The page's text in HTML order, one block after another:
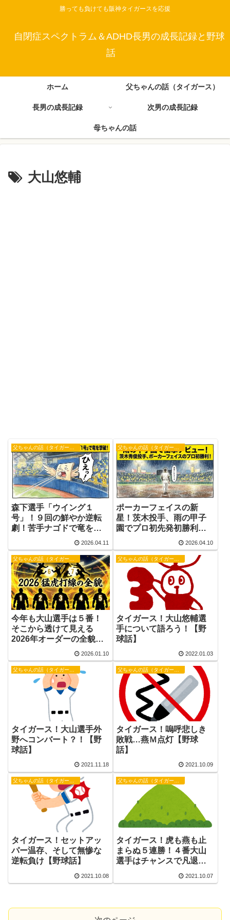
勝っても負けても阪神タイガースを応援
自閉症スペクトラム＆ADHD長男の成長記録と野球
話
ホーム 父ちゃんの話（タイガース）
長男の成長記録 次男の成長記録
母ちゃんの話
大山悠輔
父ちゃんの話（タイガース）
森下選手「ウイング１
号」！９回の鮮やか逆転
劇！苦手ナゴドで竜を撃
2026.04.11
父ちゃんの話（タイガース）
ポーカーフェイスの新
星！茨木投手、雨の甲子
園でプロ初先発初勝利！
2026.04.10
今年も大山選手は５番！
そこから透けて見える
2026年オーダーの全貌
2026.01.10
タイガース！大山悠輔選
手について語ろう！【野
球話】
2022.01.03
タイガース！大山選手外
野へコンバート？！【野
球話】
2021.11.18
タイガース！嗚呼悲しき
敗戦…燕Ｍ点灯【野球
話】
2021.10.09
タイガース！セットアッ
パー温存、そして無惨な
逆転負け【野球話】
2021.10.08
タイガース！虎も燕も止
まらぬ５連勝！４番大山
選手はチャンスで凡退
2021.10.07